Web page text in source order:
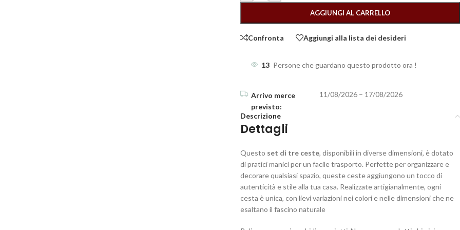
AGGIUNGI AL CARRELLO
Confronta Aggiungi alla lista dei desideri
13 Persone che guardano questo prodotto ora !
11/08/2026 – 17/08/2026
Descrizione
Dettagli
Questo set di tre ceste, disponibili in diverse dimensioni, è dotato
di pratici manici per un facile trasporto. Perfette per organizzare e
decorare qualsiasi spazio, queste ceste aggiungono un tocco di
autenticità e stile alla tua casa. Realizzate artigianalmente, ogni
cesta è unica, con lievi variazioni nei colori e nelle dimensioni che ne
esaltano il fascino naturale